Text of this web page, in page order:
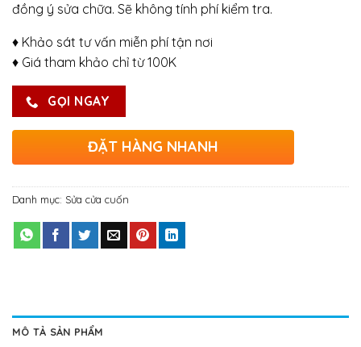
đồng ý sửa chữa. Sẽ không tính phí kiểm tra.
♦ Khảo sát tư vấn miễn phí tận nơi
♦ Giá tham khảo chỉ từ 100K
GỌI NGAY
ĐẶT HÀNG NHANH
Danh mục: Sửa cửa cuốn
MÔ TẢ SẢN PHẨM